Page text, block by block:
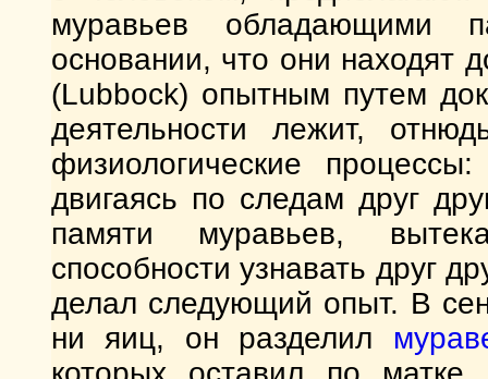
муравьев обладающими
основании, что они находят
(Lubbock) опытным путем
деятельности лежит,
физиологические
двигаясь по следам друг
памяти муравьев,
способности узнавать друг
делал следующий опыт. В
ни яиц, он разделил